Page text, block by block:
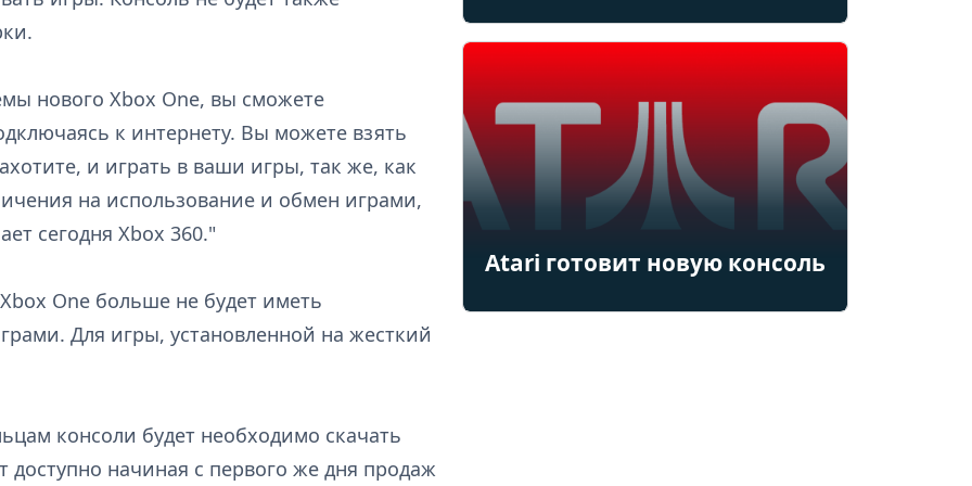
нового Xbox One, вы сможете
к интернету. Вы можете взять
и играть в ваши игры, так же, как
на использование и обмен играми,
сегодня Xbox 360."
One больше не будет иметь
Для игры, установленной на жесткий
консоли будет необходимо скачать
начиная с первого же дня продаж
Atari готовит новую консоль